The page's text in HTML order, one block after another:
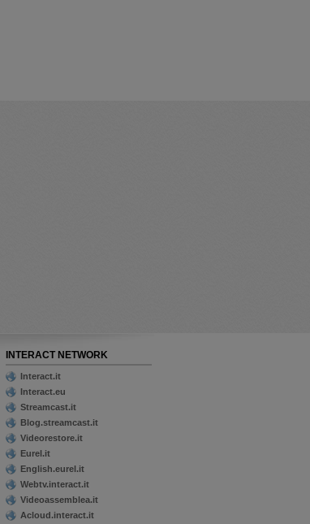
INTERACT NETWORK
Interact.it
Interact.eu
Streamcast.it
Blog.streamcast.it
Videorestore.it
Eurel.it
English.eurel.it
Webtv.interact.it
Videoassemblea.it
Acloud.interact.it